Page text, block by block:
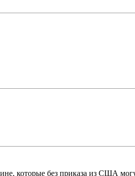
которые без приказа из США